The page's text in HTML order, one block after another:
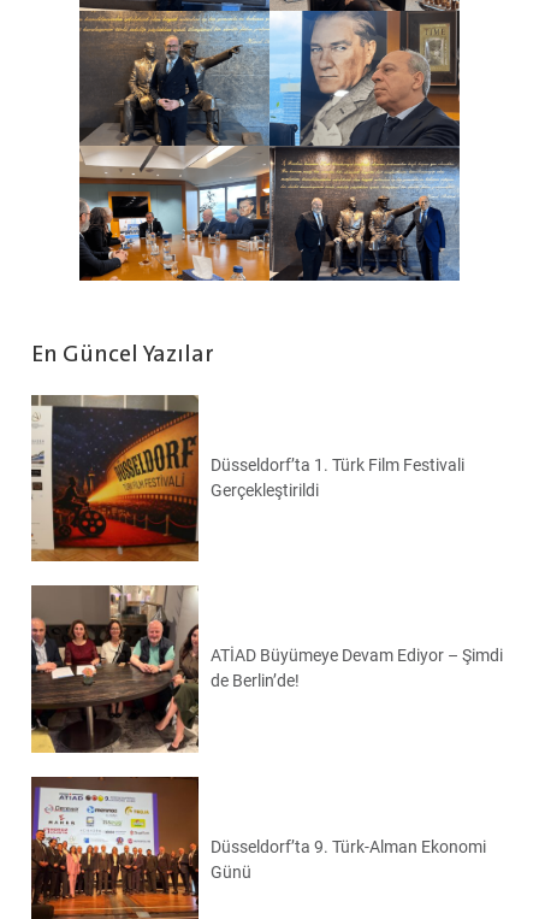
En Güncel Yazılar
Düsseldorf’ta 1. Türk Film Festivali
Gerçekleştirildi
ATİAD Büyümeye Devam Ediyor – Şimdi
de Berlin’de!
Düsseldorf’ta 9. Türk-Alman Ekonomi
Günü